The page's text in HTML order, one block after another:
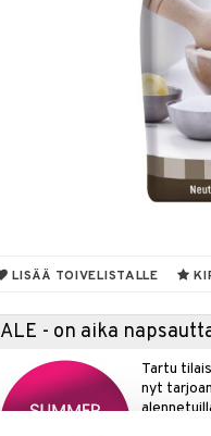
LISÄÄ TOIVELISTALLE
ALE - on aika
Tartu
nyt